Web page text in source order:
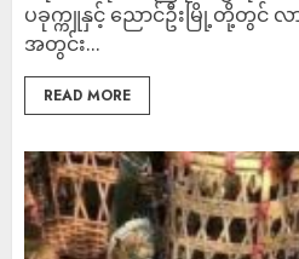
ပခုက္ကူနှင့် ညောင်ဦးမြို့တို့တွင် လာ
အတွင်း...
READ MORE